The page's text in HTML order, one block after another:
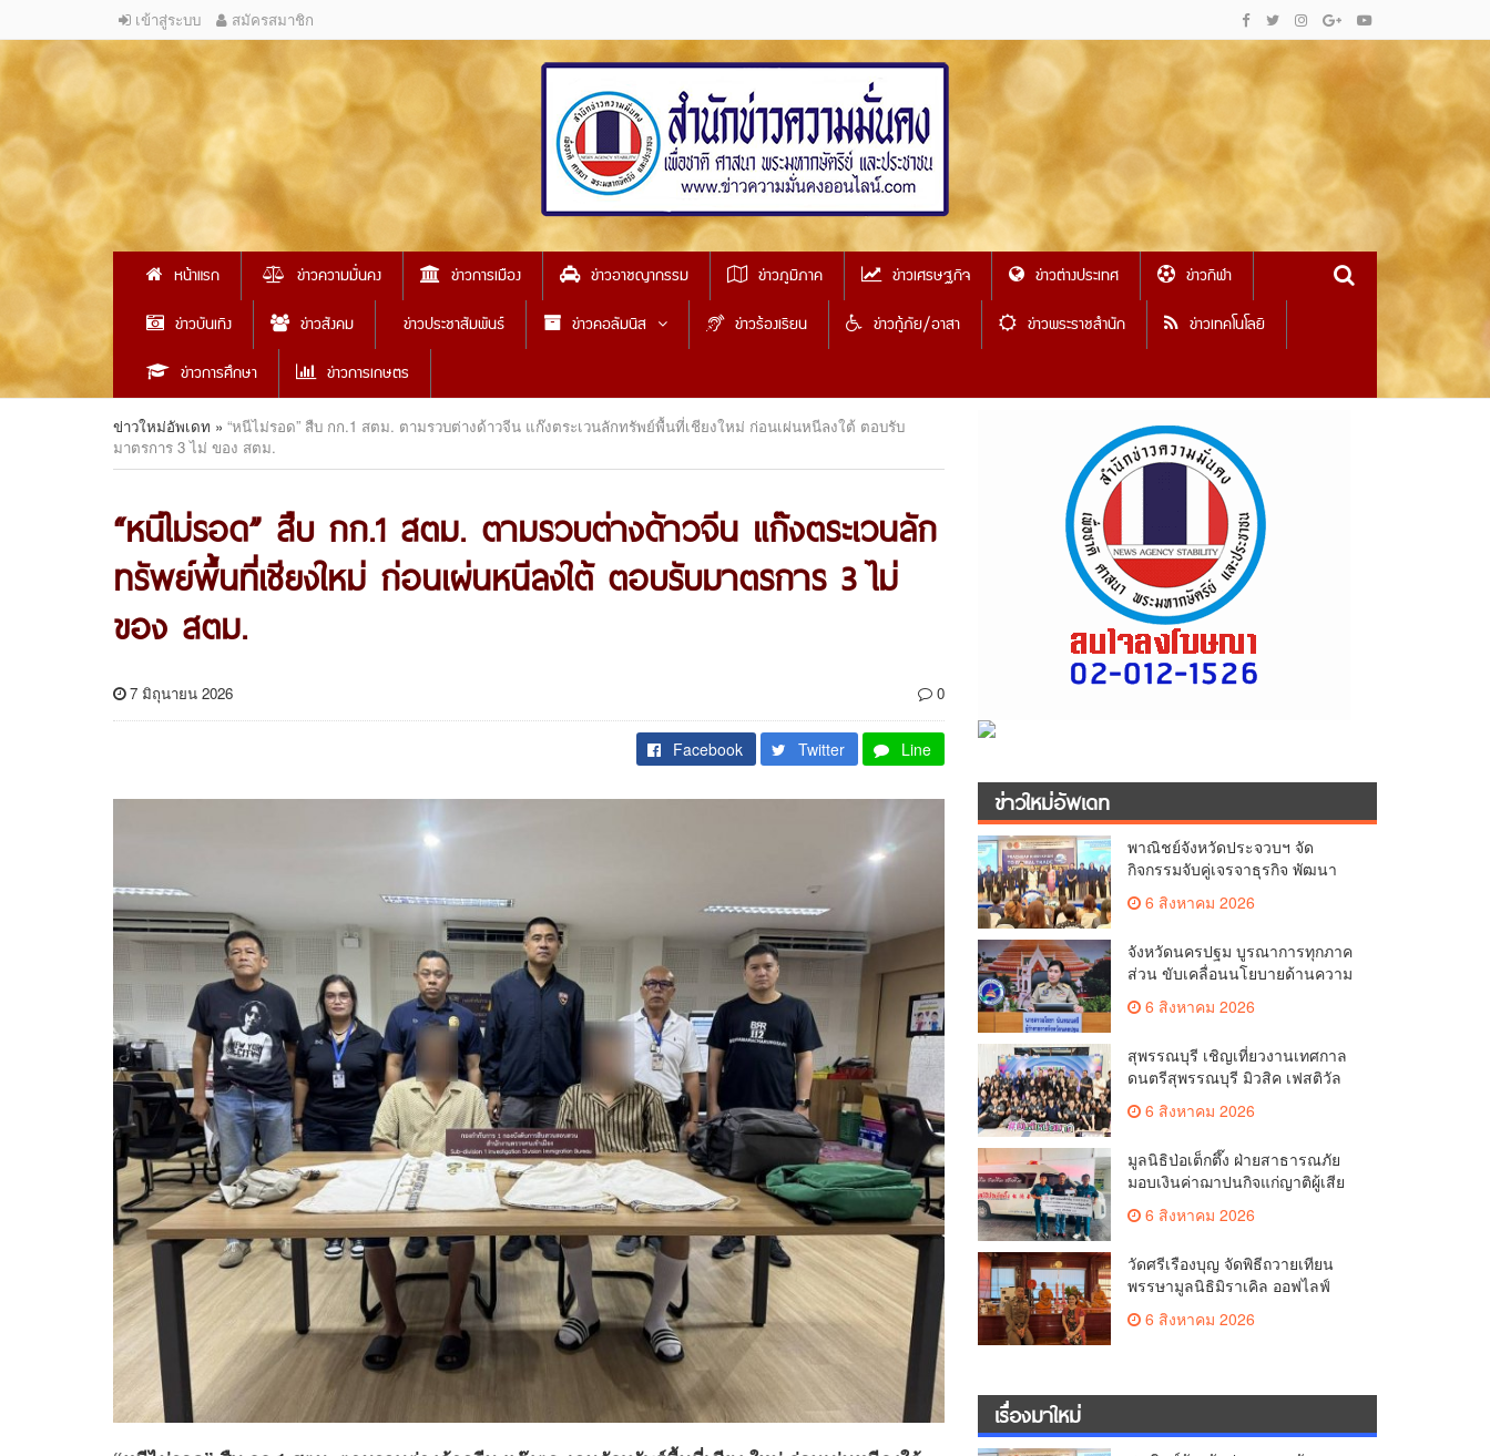
เข้าสู่ระบบ สมัครสมาชิก
หน้าแรก ข่าวความมั่นคง ข่าวการเมือง ข่าวอาชญากรรม ข่าวภูมิภาค ข่าวเศรษฐกิจ ข่าวต่างประเทศ
ข่าวกีฬา
ข่าวบันเทิง
ข่าวสังคม ข่าวประชาสัมพันธ์ ข่าวคอลัมนิส ข่าวร้องเรียน ข่าวกู้ภัย/อาสา ข่าวพระราชสำนัก
ข่าวเทคโนโลยี
ข่าวการศึกษา
ข่าวการเกษตร
ข่าวใหม่อัพเดท » “หนีไม่รอด” สืบ กก.1 สตม. ตามรวบต่างด้าวจีน แก๊งตระเวนลักทรัพย์พื้นที่เชียงใหม่ ก่อนเผ่นหนีลงใต้ ตอบรับ
มาตรการ 3 ไม่ ของ สตม.
“หนีไม่รอด” สืบ กก.1 สตม. ตามรวบต่างด้าวจีน แก๊งตระเวนลัก
ทรัพย์พื้นที่เชียงใหม่ ก่อนเผ่นหนีลงใต้ ตอบรับมาตรการ 3 ไม่
ของ สตม.
7 มิถุนายน 2026 0
Facebook Twitter Line
ข่าวใหม่อัพเดท
พาณิชย์จังหวัดประจวบฯ จัด
กิจกรรมจับคู่เจรจาธุรกิจ พัฒนา
ศักยภาพ ผู้ประกอบการ ขยายช่อง
ทางการค้า สู่การค้าระหว่าง
6 สิงหาคม 2026
จังหวัดนครปฐม บูรณาการทุกภาค
ส่วน ขับเคลื่อนนโยบายด้านความ
มั่นคง ยกระดับการป้องกัน
อาชญากรรมทางเทคโนโลยี
6 สิงหาคม 2026
สุพรรณบุรี เชิญเที่ยวงานเทศกาล
ดนตรีสุพรรณบุรี มิวสิค เฟสติวัล
มันส์ เหน่อมาก
6 สิงหาคม 2026
มูลนิธิป่อเต็กตึ๊ง ฝ่ายสาธารณภัย
มอบเงินค่าฌาปนกิจแก่ญาติผู้เสีย
ชีวิต จากเหตุเพลิงไหม้ โรงเบียร์ ณ
ลาดพร้าว จำนวน 20,000 บาท
6 สิงหาคม 2026
วัดศรีเรืองบุญ จัดพิธีถวายเทียน
พรรษามูลนิธิมิราเคิล ออฟไลฟ์
ประจำปี 2569 พล.ต.ต.ศิริวัฒน์
ดีพอ ให้เกียรติเป็นประธาน
6 สิงหาคม 2026
เรื่องมาใหม่